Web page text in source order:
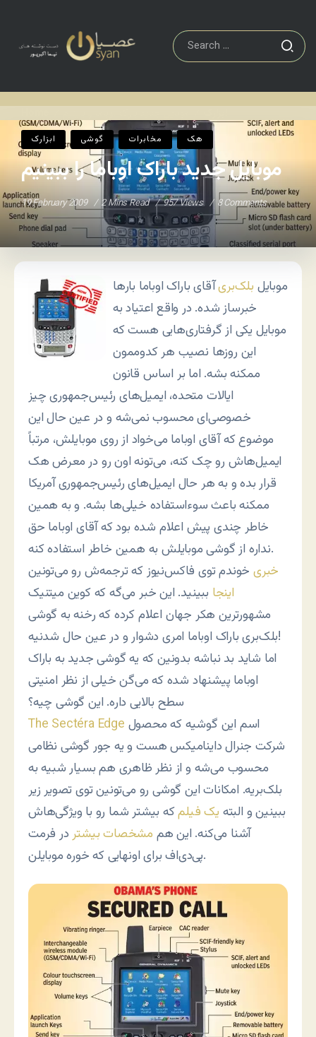
ابزارک گوشی مخابرات هک
موبایل جدید باراک اوباما را ببینیم
19 February 2009 2 Mins Read 957 Views 8 Comments
موبایل بلک‌بریآقای باراک اوباما بارها
خبرساز شده. در واقع اعتیاد به
موبایل یکی از گرفتاری‌هایی هست که
این روزها نصیب هر کدوممون
ممکنه بشه. اما بر اساس قانون
ایالات متحده، ایمیل‌های رئیس‌جمهوری چیز
خصوصی‌ای محسوب نمی‌شه و در عین حال این
موضوع که آقای اوباما می‌خواد از روی موبایلش، مرتباً
ایمیل‌هاش رو چک کنه، می‌تونه اون رو در معرض هک
قرار بده و به هر حال ایمیل‌های رئیس‌جمهوری آمریکا
ممکنه باعث سوءاستفاده خیلی‌ها بشه. و به همین
خاطر چندی پیش اعلام شده بود که آقای اوباما حق
نداره از گوشی موبایلش به همین خاطر استفاده کنه.
خبری خوندم توی فاکس‌نیوز که ترجمه‌ش رو می‌تونین
اینجا ببینید. این خبر می‌گه که کوین میتنیک
مشهورترین هکر جهان اعلام کرده که رخنه به گوشی
بلک‌بری باراک اوباما امری دشوار و در عین حال شدنیه!
اما شاید بد نباشه بدونین که یه گوشی جدید به باراک
اوباما پیشنهاد شده که می‌گن خیلی از نظر امنیتی
سطح بالایی داره. این گوشی چیه؟
The Sectéra Edge
شرکت جنرال داینامیکس هست و یه جور گوشی نظامی
محسوب می‌شه و از نظر ظاهری هم بسیار شبیه به
بلک‌بریه. امکانات این گوشی رو می‌تونین توی تصویر زیر
ببینین و البته یک فیلمکه بیشتر شما رو با ویژگی‌هاش
آشنا می‌کنه. این هم مشخصات بیشتر در فرمت
پی‌دی‌اف برای اونهایی که خوره موبایلن.